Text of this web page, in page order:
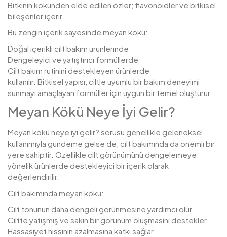
Bitkinin kökünden elde edilen özler; flavonoidler ve bitkisel
bileşenler içerir.
Bu zengin içerik sayesinde meyan kökü:
Doğal içerikli cilt bakım ürünlerinde
Dengeleyici ve yatıştırıcı formüllerde
Cilt bakım rutinini destekleyen ürünlerde
kullanılır. Bitkisel yapısı, ciltle uyumlu bir bakım deneyimi
sunmayı amaçlayan formüller için uygun bir temel oluşturur.
Meyan Kökü Neye İyi Gelir?
Meyan kökü neye iyi gelir? sorusu genellikle geleneksel
kullanımıyla gündeme gelse de, cilt bakımında da önemli bir
yere sahiptir. Özellikle cilt görünümünü dengelemeye
yönelik ürünlerde destekleyici bir içerik olarak
değerlendirilir.
Cilt bakımında meyan kökü:
Cilt tonunun daha dengeli görünmesine yardımcı olur
Ciltte yatışmış ve sakin bir görünüm oluşmasını destekler
Hassasiyet hissinin azalmasına katkı sağlar